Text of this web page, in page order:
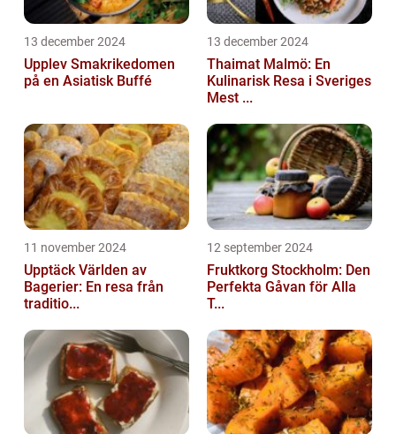
13 december 2024
Upplev Smakrikedomen
på en Asiatisk Buffé
13 december 2024
Thaimat Malmö: En
Kulinarisk Resa i Sveriges
Mest ...
11 november 2024
Upptäck Världen av
Bagerier: En resa från
traditio...
12 september 2024
Fruktkorg Stockholm: Den
Perfekta Gåvan för Alla
T...